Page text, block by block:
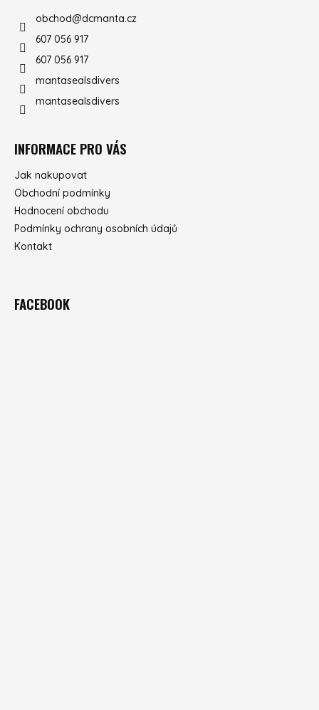
obchod@dcmanta.cz
607 056 917
607 056 917
mantasealsdivers
mantasealsdivers
INFORMACE PRO VÁS
Jak nakupovat
Obchodní podmínky
Hodnocení obchodu
Podmínky ochrany osobních údajů
Kontakt
FACEBOOK